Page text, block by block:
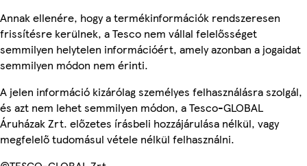
Annak ellenére, hogy a termékinformációk rendszeresen
frissítésre kerülnek, a Tesco nem vállal felelősséget
semmilyen helytelen információért, amely azonban a jogaidat
semmilyen módon nem érinti.
A jelen információ kizárólag személyes felhasználásra szolgál,
és azt nem lehet semmilyen módon, a Tesco-GLOBAL
Áruházak Zrt. előzetes írásbeli hozzájárulása nélkül, vagy
megfelelő tudomásul vétele nélkül felhasználni.